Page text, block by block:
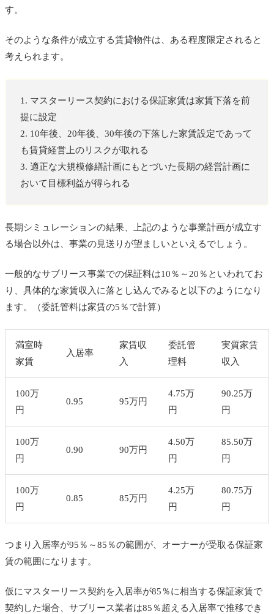
す。
そのような条件が成立する賃貸物件は、ある程度限定されると
考えられます。
1. マスターリース契約における保証家賃は家賃下落を前
提に設定
2. 10年後、20年後、30年後の下落した家賃設定であって
も賃貸経営上のリスクが取れる
3. 適正な大規模修繕計画にもとづいた長期の経営計画に
おいて目標利益が得られる
長期シミュレーションの結果、上記のような事業計画が成立す
る場合以外は、事業の見送りが望ましいといえるでしょう。
一般的なサブリース事業での保証料は10％～20％といわれてお
り、具体的な家賃収入に落とし込んでみると以下のようになり
ます。（委託管料は家賃の5％で計算）
満室時
家賃
入居率
家賃収
入
委託管
理料
実質家賃
収入
100万
円
0.95 95万円
4.75万
円
90.25万
円
100万
円
0.90 90万円
4.50万
円
85.50万
円
100万
円
0.85 85万円
4.25万
円
80.75万
円
つまり入居率が95％～85％の範囲が、オーナーが受取る保証家
賃の範囲になります。
仮にマスターリース契約を入居率が85％に相当する保証家賃で
契約した場合、サブリース業者は85％超える入居率で推移でき